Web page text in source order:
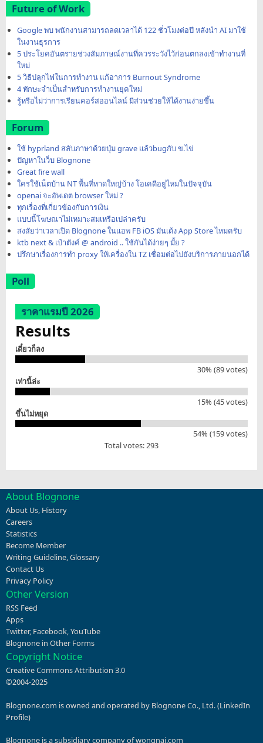
Future of Work
Google พบ พนักงานสามารถลดเวลาได้ 122 ชั่วโมงต่อปี หลังนำ AI มาใช้
ในงานธุรการ
5 ประโยคอันตรายช่วงสัมภาษณ์งานที่ควรระวังไว้ก่อนตกลงเข้าทำงานที่
ใหม่
5 วิธีปลุกไฟในการทำงาน แก้อาการ Burnout Syndrome
4 ทักษะจำเป็นสำหรับการทำงานยุคใหม่
รู้หรือไม่ว่าการเรียนคอร์สออนไลน์ มีส่วนช่วยให้ได้งานง่ายขึ้น
Forum
ใช้ hyprland สลับภาษาด้วยปุ่ม grave แล้วbugกับ ข.ไข่
ปัญหาในว็บ Blognone
Great fire wall
ใครใช้เน็ตบ้าน NT พื้นที่หาดใหญ่บ้าง โอเคดีอยู่ไหมในปัจจุบัน
openai จะอัพเดต browser ใหม่ ?
ทุกเรื่องที่เกี่ยวข้องกับการเงิน
แบบนี้โฆษณาไม่เหมาะสมเหรือเปล่าครับ
สงสัยว่าเวลาเปิด Blognone ในแอพ FB iOS มันเด้ง App Store ไหมครับ
ktb next & เป๋าตังค์ @ android .. ใช้กันได้ง่ายๆ มั้ย ?
ปรึกษาเรื่องการทำ proxy ให้เครื่องใน TZ เชื่อมต่อไปยังบริการภายนอกได้
Poll
ราคาแรมปี 2026
Results
เดี๋ยวก็ลง
30% (89 votes)
เท่านี้ล่ะ
15% (45 votes)
ขึ้นไม่หยุด
54% (159 votes)
Total votes: 293
About Blognone
About Us, History
Careers
Statistics
Become Member
Writing Guideline,Glossary
Contact Us
Privacy Policy
Other Version
RSS Feed
Apps
Twitter, Facebook,YouTube
Blognone in Other Forms
Copyright Notice
Creative Commons Attribution 3.0
©2004-2025
Blognone.com is owned and operated by Blognone Co., Ltd. (LinkedIn
Profile)
Blognone is a subsidiary company ofwongnai.com